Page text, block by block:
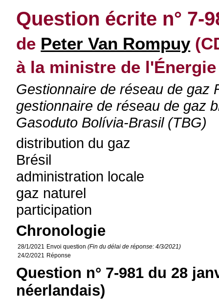
Question écrite n° 7-
de Peter Van Rompuy
à la ministre de l'Énergie
Gestionnaire de réseau de gaz
gestionnaire de réseau de gaz
Gasoduto Bolívia-Brasil (TBG)
distribution du gaz
Brésil
administration locale
gaz naturel
participation
Chronologie
28/1/2021 Envoi question(Fin du délai de réponse: 4/3/2021)
24/2/2021 Réponse
Question n° 7-981 du 28
néerlandais)